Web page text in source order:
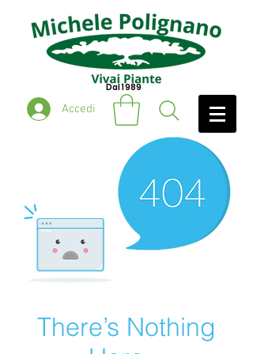
Accedi
Dal 1989
There’s Nothing